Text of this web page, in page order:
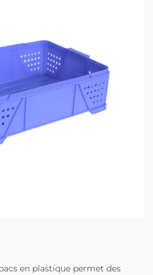
en plastique permet des